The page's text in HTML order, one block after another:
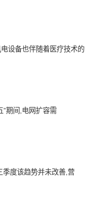
设备也伴随着医疗技术的
”期间,电网扩容需
季度该趋势并未改善,营